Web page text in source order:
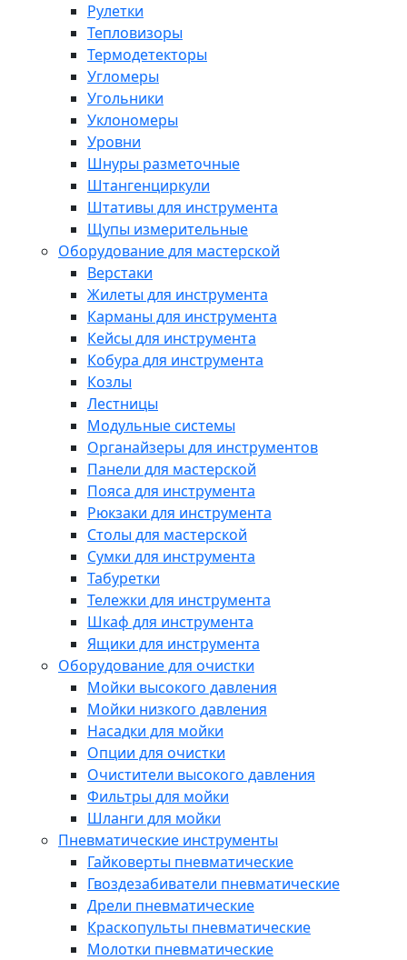
Рулетки
Тепловизоры
Термодетекторы
Угломеры
Угольники
Уклономеры
Уровни
Шнуры разметочные
Штангенциркули
Штативы для инструмента
Щупы измерительные
Оборудование для мастерской
Верстаки
Жилеты для инструмента
Карманы для инструмента
Кейсы для инструмента
Кобура для инструмента
Козлы
Лестницы
Модульные системы
Органайзеры для инструментов
Панели для мастерской
Пояса для инструмента
Рюкзаки для инструмента
Столы для мастерской
Сумки для инструмента
Табуретки
Тележки для инструмента
Шкаф для инструмента
Ящики для инструмента
Оборудование для очистки
Мойки высокого давления
Мойки низкого давления
Насадки для мойки
Опции для очистки
Очистители высокого давления
Фильтры для мойки
Шланги для мойки
Пневматические инструменты
Гайковерты пневматические
Гвоздезабиватели пневматические
Дрели пневматические
Краскопульты пневматические
Молотки пневматические